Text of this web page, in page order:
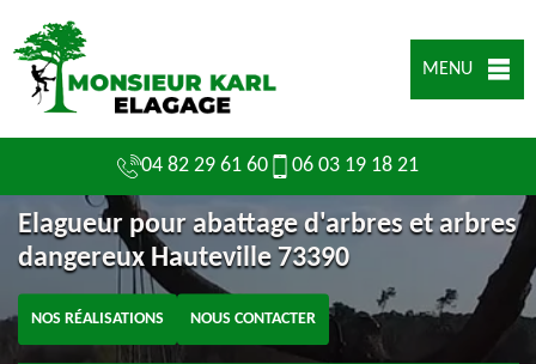
MENU
04 82 29 61 60 06 03 19 18 21
Elagueur pour abattage d'arbres et arbres
dangereux Hauteville 73390
NOS RÉALISATIONS NOUS CONTACTER